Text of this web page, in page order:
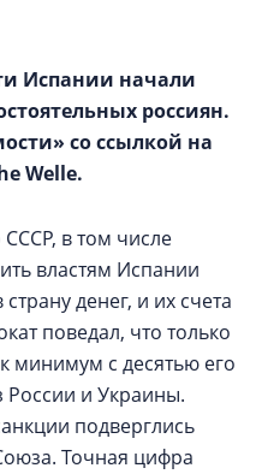
Испании начали
россиян.
со ссылкой на
Welle.
в том числе
властям Испании
денег, и их счета
поведал, что только
минимум с десятью его
и Украины.
подверглись
Точная цифра